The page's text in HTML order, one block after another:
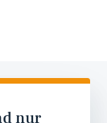
nur